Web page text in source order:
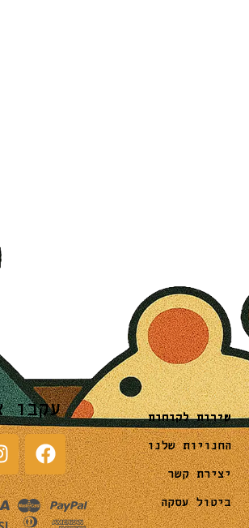
שירות לקוחות
החנויות שלנו
יצירת קשר
ביטול עסקה
עקבו